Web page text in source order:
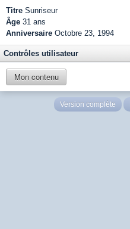
Titre Sunriseur
Âge 31 ans
Anniversaire Octobre 23, 1994
Contrôles utilisateur
Mon contenu
Version complète